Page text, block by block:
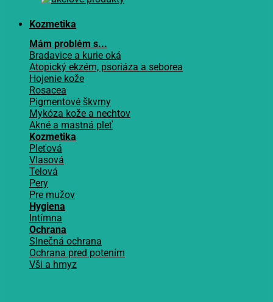
Kozmetika
Mám problém s...
Bradavice a kurie oká
Atopický ekzém, psoriáza a seborea
Hojenie kože
Rosacea
Pigmentové škvrny
Mykóza kože a nechtov
Akné a mastná pleť
Kozmetika
Pleťová
Vlasová
Telová
Pery
Pre mužov
Hygiena
Intímna
Ochrana
Slnečná ochrana
Ochrana pred potením
Vši a hmyz